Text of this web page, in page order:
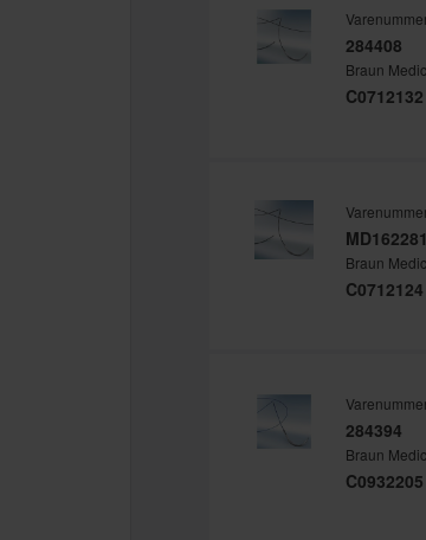
284408
Braun
C0712132
MD162281
Braun
C0712124
284394
Braun
C0932205